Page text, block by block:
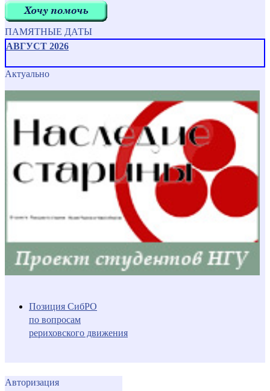
ПАМЯТНЫЕ ДАТЫ
АВГУСТ 2026
Актуально
Позиция СибРО
по вопросам
рериховского движения
Авторизация